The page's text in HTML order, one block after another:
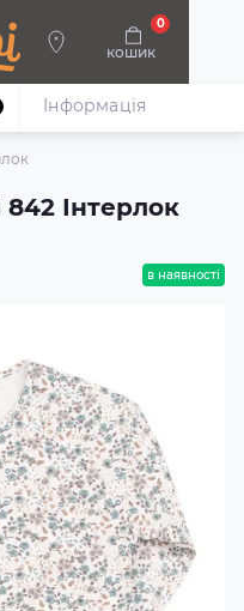
кошик
0
Взуття
Інтерлок
Iнформація
в наявності